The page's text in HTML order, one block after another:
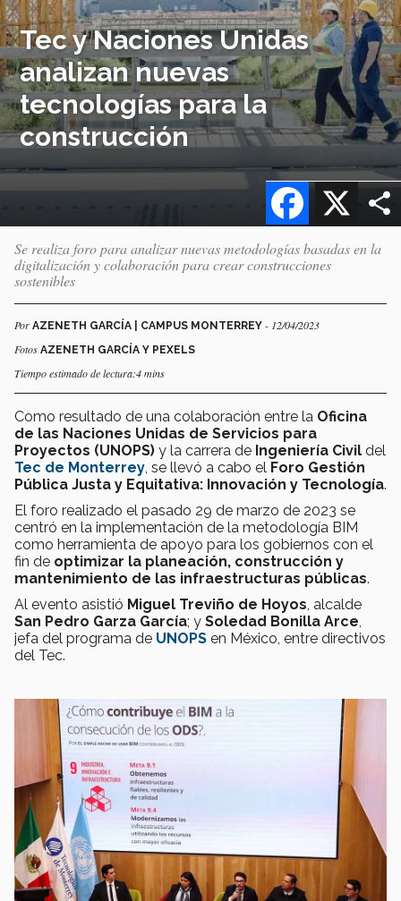
Tec y Naciones Unidas
analizan nuevas
tecnologías para la
construcción
X
Facebook
Se realiza foro para analizar nuevas metodologías basadas en la
digitalización y colaboración para crear construcciones
sostenibles
Por AZENETH GARCÍA | CAMPUS MONTERREY - 12/04/2023
Fotos AZENETH GARCÍA Y PEXELS
Tiempo estimado de lectura:4 mins
Como resultado de una colaboración entre la Oficina
de las Naciones Unidas de Servicios para
Proyectos (UNOPS) y la carrera de Ingeniería Civil del
Tec de Monterrey , se llevó a cabo el Foro Gestión
Pública Justa y Equitativa: Innovación y Tecnología.
El foro realizado el pasado 29 de marzo de 2023 se
centró en la implementación de la metodología BIM
como herramienta de apoyo para los gobiernos con el
fin de optimizar la planeación, construcción y
mantenimiento de las infraestructuras públicas.
Al evento asistió Miguel Treviño de Hoyos , alcalde
San Pedro Garza García; y Soledad Bonilla Arce
jefa del programa de UNOPS en México, entre directivos
del Tec.